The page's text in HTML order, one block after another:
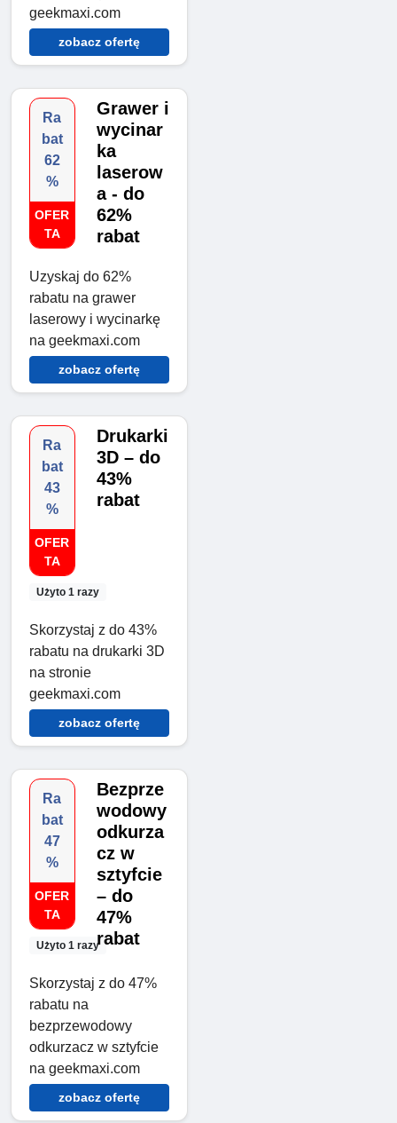
geekmaxi.com
zobacz ofertę
Ra
bat
62
%
OFER
TA
Grawer i
wycinar
ka
laserow
a - do
62%
rabat
Uzyskaj do 62%
rabatu na grawer
laserowy i wycinarkę
na geekmaxi.com
zobacz ofertę
Ra
bat
43
%
OFER
TA
Użyto 1 razy
Drukarki
3D – do
43%
rabat
Skorzystaj z do 43%
rabatu na drukarki 3D
na stronie
geekmaxi.com
zobacz ofertę
Ra
bat
47
%
OFER
TA
Użyto 1 razy
Bezprze
wodowy
odkurza
cz w
sztyfcie
– do
47%
rabat
Skorzystaj z do 47%
rabatu na
bezprzewodowy
odkurzacz w sztyfcie
na geekmaxi.com
zobacz ofertę